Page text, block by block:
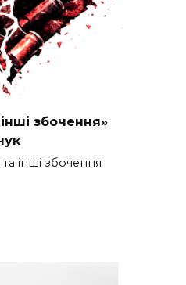
збочення»
інші збочення